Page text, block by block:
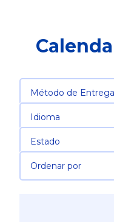
Método de Entrega
Idioma
Estado
Ordenar por